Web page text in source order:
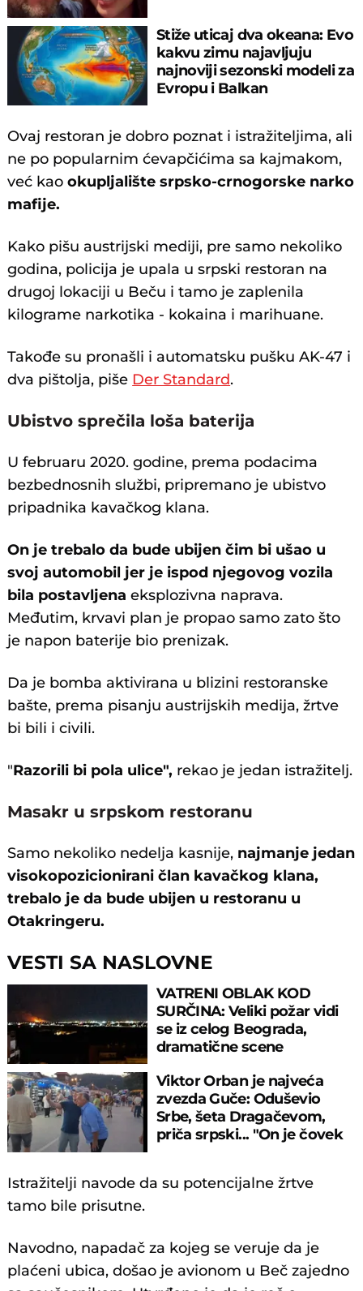
Stiže uticaj dva okeana: Evo
kakvu zimu najavljuju
najnoviji sezonski modeli za
Evropu i Balkan
Ovaj restoran je dobro poznat i istražiteljima, ali
ne po popularnim ćevapčićima sa kajmakom,
već kao okupljalište srpsko-crnogorske narko
mafije.
Kako pišu austrijski mediji, pre samo nekoliko
godina, policija je upala u srpski restoran na
drugoj lokaciji u Beču i tamo je zaplenila
kilograme narkotika - kokaina i marihuane.
Takođe su pronašli i automatsku pušku AK-47 i
dva pištolja, piše Der Standard.
Ubistvo sprečila loša baterija
U februaru 2020. godine, prema podacima
bezbednosnih službi, pripremano je ubistvo
pripadnika kavačkog klana.
On je trebalo da bude ubijen čim bi ušao u
svoj automobil jer je ispod njegovog vozila
bila postavljenaeksplozivna naprava.
Međutim, krvavi plan je propao samo zato što
je napon baterije bio prenizak.
Da je bomba aktivirana u blizini restoranske
bašte, prema pisanju austrijskih medija, žrtve
bi bili i civili.
"Razorili bi pola ulice", rekao je jedan istražitelj.
Masakr u srpskom restoranu
Samo nekoliko nedelja kasnije, najmanje jedan
visokopozicionirani član kavačkog klana,
trebalo je da bude ubijen u restoranu u
Otakringeru.
VESTI SA NASLOVNE
VATRENI OBLAK KOD
SURČINA: Veliki požar vidi
se iz celog Beograda,
dramatične scene
Viktor Orban je najveća
zvezda Guče: Oduševio
Srbe, šeta Dragačevom,
priča srpski... "On je čovek
Istražitelji navode da su potencijalne žrtve
tamo bile prisutne.
Navodno, napadač za kojeg se veruje da je
plaćeni ubica, došao je avionom u Beč zajedno